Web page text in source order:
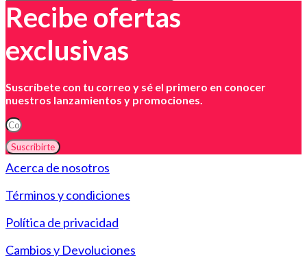
Recibe ofertas
exclusivas
Suscríbete con tu correo y sé el primero en conocer
nuestros lanzamientos y promociones.
Suscribirte
Acerca de nosotros
Términos y condiciones
Política de privacidad
Cambios y Devoluciones